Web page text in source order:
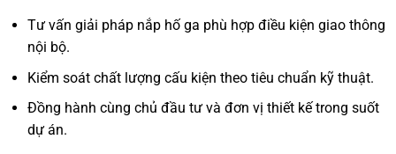
Tư vấn giải pháp nắp hố ga phù hợp điều kiện giao thông
nội bộ.
Kiểm soát chất lượng cấu kiện theo tiêu chuẩn kỹ thuật.
Đồng hành cùng chủ đầu tư và đơn vị thiết kế trong suốt
dự án.